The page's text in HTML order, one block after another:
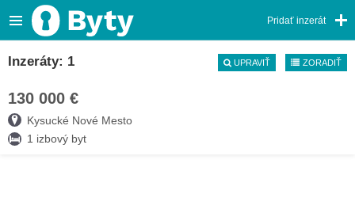
Pridať inzerát
Inzeráty: 1 UPRAVIŤ ZORADIŤ
130 000 €
Kysucké Nové Mesto
1 izbový byt